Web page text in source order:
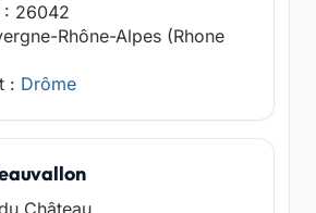
: 26042
Rhône-Alpes (Rhone
: Drôme
Château